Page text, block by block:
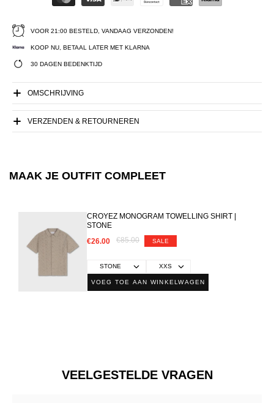
VOOR 21:00 BESTELD, VANDAAG VERZONDEN!
KOOP NU, BETAAL LATER MET KLARNA
30 DAGEN BEDENKTIJD
OMSCHRIJVING
VERZENDEN & RETOURNEREN
MAAK JE OUTFIT COMPLEET
CROYEZ MONOGRAM TOWELLING SHIRT |
STONE
€26.00
€85.00 SALE
VOEG TOE AAN WINKELWAGEN
VEELGESTELDE VRAGEN